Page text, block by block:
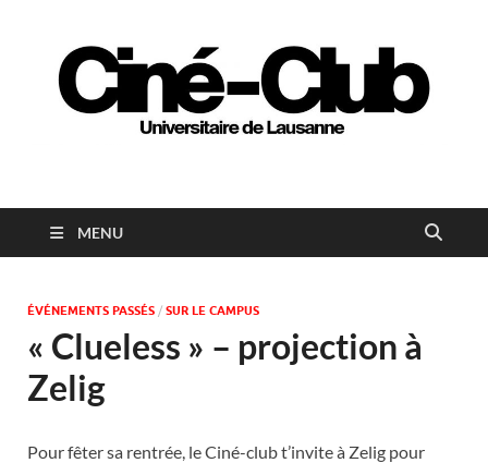
Ciné-club universitaire
de Lausanne
MENU
ÉVÉNEMENTS PASSÉS / SUR LE CAMPUS
« Clueless » – projection à
Zelig
Pour fêter sa rentrée, le Ciné-club t’invite à Zelig pour